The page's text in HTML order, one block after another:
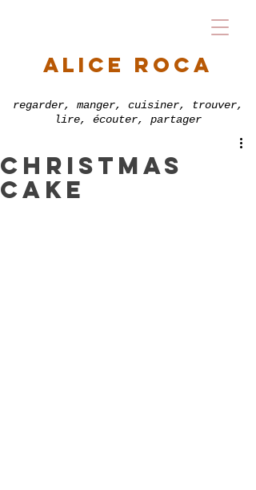
alice roca
regarder, manger, cuisiner, trouver,
lire, écouter, partager
CHRISTmas
cake